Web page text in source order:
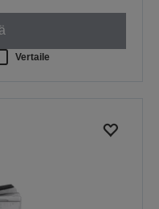
Vertaile